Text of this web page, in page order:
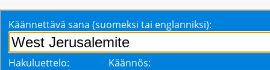
Käännettävä sana (suomeksi tai englanniksi):
Hakuluettelo: Käännös: